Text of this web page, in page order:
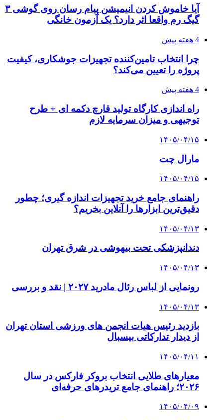
آیا خاموش کردن انیمیشن پیام رسان روی گوشی ۳
گیگ رم واقعا اثر دارد؟ یک آزمون خانگی
4 هفته پیش
چرا انتخاب تامین‌کننده تجهیزات جوشکاری، کیفیت
پروژه را تعیین می‌کند؟
4 هفته پیش
راه اندازی کارگاه تولید قارچ دکمه ای + طرح
توجیهی و میزان سرمایه لازم
۱۴۰۵/۰۴/۱۵
مارال چت
۱۴۰۵/۰۴/۱۵
راهنمای جامع خرید تجهیزات اندازه گیری؛ چطور
دقیق‌ترین ابزارها را آنلاین بخریم؟
۱۴۰۵/۰۴/۱۳
دندانپزشکی تحت بیهوشی در شرق تهران
۱۴۰۵/۰۴/۱۳
رونمایی از لباس رئال مادرید ۲۰۲۷ | نقد و بررسی
۱۴۰۵/۰۴/۱۳
بازدید رئیس هیات انجمن های ورزشی استان تهران
از دیدار تدارکاتی بیسبال
۱۴۰۵/۰۴/۱۱
معیارهای طلایی انتخاب بروکر فارکس در سال
۲۰۲۶؛ راهنمای جامع تریدرهای حرفه‌ای
۱۴۰۵/۰۴/۰۹